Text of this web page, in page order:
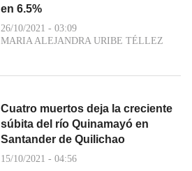
en 6.5%
26/10/2021 - 03:09
MARIA ALEJANDRA URIBE TÉLLEZ
Cuatro muertos deja la creciente
súbita del río Quinamayó en
Santander de Quilichao
15/10/2021 - 04:56